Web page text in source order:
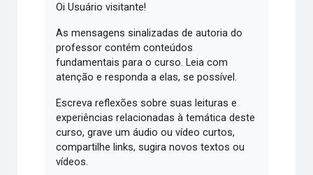
Oi Usuário visitante!
As mensagens sinalizadas de autoria do
professor contém conteúdos
fundamentais para o curso. Leia com
atenção e responda a elas, se possível.
Escreva reflexões sobre suas leituras e
experiências relacionadas à temática deste
curso, grave um áudio ou vídeo curtos,
compartilhe links, sugira novos textos ou
vídeos.